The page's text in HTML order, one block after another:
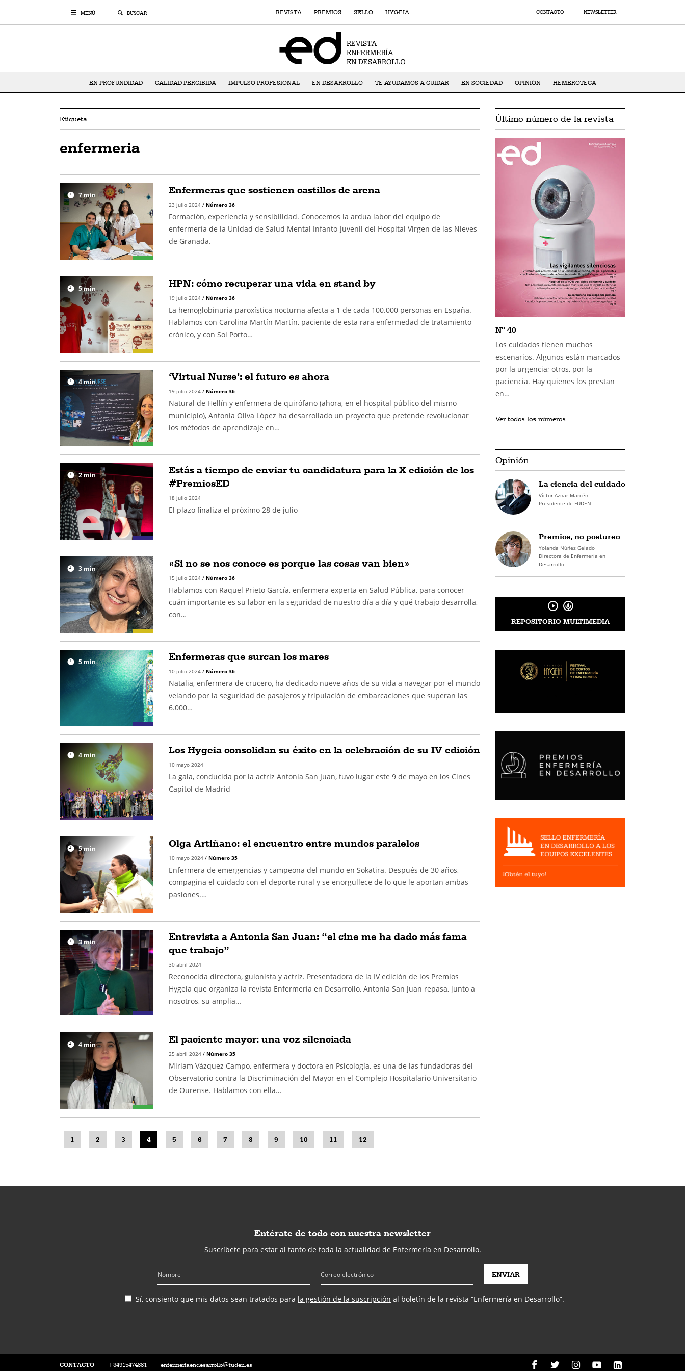
MENÚ BUSCAR REVISTA PREMIOS SELLO HYGEIA CONTACTO NEWSLETTER
EN PROFUNDIDAD CALIDAD PERCIBIDA IMPULSO PROFESIONAL EN DESARROLLO TE AYUDAMOS A CUIDAR EN SOCIEDAD OPINIÓN HEMEROTECA
Etiqueta
enfermeria
7min Enfermeras que sostienen castillos de arena
23 julio 2024 / Número 36
Formación, experiencia y sensibilidad. Conocemos la ardua labor del equipo de
enfermería de la Unidad de Salud Mental Infanto-Juvenil del Hospital Virgen de las Nieves
de Granada.
5min HPN: cómo recuperar una vida en stand by
19 julio 2024 / Número 36
La hemoglobinuria paroxística nocturna afecta a 1 de cada 100.000 personas en España.
Hablamos con Carolina Martín Martín, paciente de esta rara enfermedad de tratamiento
crónico, y con Sol Porto…
4min ‘Virtual Nurse’: el futuro es ahora
19 julio 2024 / Número 36
Natural de Hellín y enfermera de quirófano (ahora, en el hospital público del mismo
municipio), Antonia Oliva López ha desarrollado un proyecto que pretende revolucionar
los métodos de aprendizaje en…
2min
Estás a tiempo de enviar tu candidatura para la X edición de los
#PremiosED
18 julio 2024
El plazo finaliza el próximo 28 de julio
3 min «Si no se nos conoce es porque las cosas van bien»
15 julio 2024 / Número 36
Hablamos con Raquel Prieto García, enfermera experta en Salud Pública, para conocer
cuán importante es su labor en la seguridad de nuestro día a día y qué trabajo desarrolla,
con…
5min Enfermeras que surcan los mares
10 julio 2024 / Número 36
Natalia, enfermera de crucero, ha dedicado nueve años de su vida a navegar por el mundo
velando por la seguridad de pasajeros y tripulación de embarcaciones que superan las
6.000…
4min Los Hygeia consolidan su éxito en la celebración de su IV edición
10 mayo 2024
La gala, conducida por la actriz Antonia San Juan, tuvo lugar este 9 de mayo en los Cines
Capitol de Madrid
5min Olga Artiñano: el encuentro entre mundos paralelos
10 mayo 2024 / Número 35
Enfermera de emergencias y campeona del mundo en Sokatira. Después de 30 años,
compagina el cuidado con el deporte rural y se enorgullece de lo que le aportan ambas
pasiones.…
3min
Entrevista a Antonia San Juan: “el cine me ha dado más fama
que trabajo”
30 abril 2024
Reconocida directora, guionista y actriz. Presentadora de la IV edición de los Premios
Hygeia que organiza la revista Enfermería en Desarrollo, Antonia San Juan repasa, junto a
nosotros, su amplia…
4min El paciente mayor: una voz silenciada
25 abril 2024 / Número 35
Miriam Vázquez Campo, enfermera y doctora en Psicología, es una de las fundadoras del
Observatorio contra la Discriminación del Mayor en el Complejo Hospitalario Universitario
de Ourense. Hablamos con ella…
1 2 3 4 5 6 7 8 9 10 11 12
Último número de la revista
Nº 40
Los cuidados tienen muchos
escenarios. Algunos están marcados
por la urgencia; otros, por la
paciencia. Hay quienes los prestan
en…
Ver todos los números
Opinión
La ciencia del cuidado
Víctor Aznar Marcén
Presidente de FUDEN
Premios, no postureo
Yolanda Núñez Gelado
Directora de Enfermería en
Desarrollo
REPOSITORIO MULTIMEDIA
Entérate de todo con nuestra newsletter
Suscríbete para estar al tanto de toda la actualidad de Enfermería en Desarrollo.
Sí, consiento que mis datos sean tratados para la gestión de la suscripción al boletín de la revista “Enfermería en Desarrollo”.
CONTACTO +34915474881 enfermeriaendesarrollo@fuden.es